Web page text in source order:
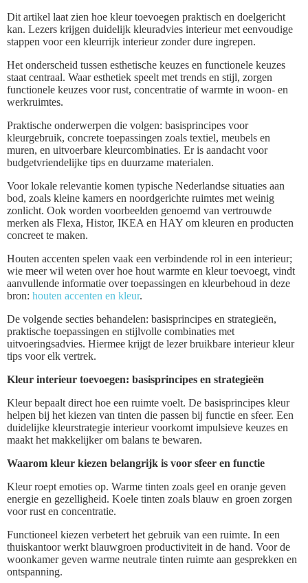
Dit artikel laat zien hoe kleur toevoegen praktisch en doelgericht
kan. Lezers krijgen duidelijk kleuradvies interieur met eenvoudige
stappen voor een kleurrijk interieur zonder dure ingrepen.
Het onderscheid tussen esthetische keuzes en functionele keuzes
staat centraal. Waar esthetiek speelt met trends en stijl, zorgen
functionele keuzes voor rust, concentratie of warmte in woon- en
werkruimtes.
Praktische onderwerpen die volgen: basisprincipes voor
kleurgebruik, concrete toepassingen zoals textiel, meubels en
muren, en uitvoerbare kleurcombinaties. Er is aandacht voor
budgetvriendelijke tips en duurzame materialen.
Voor lokale relevantie komen typische Nederlandse situaties aan
bod, zoals kleine kamers en noordgerichte ruimtes met weinig
zonlicht. Ook worden voorbeelden genoemd van vertrouwde
merken als Flexa, Histor, IKEA en HAY om kleuren en producten
concreet te maken.
Houten accenten spelen vaak een verbindende rol in een interieur;
wie meer wil weten over hoe hout warmte en kleur toevoegt, vindt
aanvullende informatie over toepassingen en kleurbehoud in deze
bron: houten accenten en kleur.
De volgende secties behandelen: basisprincipes en strategieën,
praktische toepassingen en stijlvolle combinaties met
uitvoeringsadvies. Hiermee krijgt de lezer bruikbare interieur kleur
tips voor elk vertrek.
Kleur interieur toevoegen: basisprincipes en strategieën
Kleur bepaalt direct hoe een ruimte voelt. De basisprincipes kleur
helpen bij het kiezen van tinten die passen bij functie en sfeer. Een
duidelijke kleurstrategie interieur voorkomt impulsieve keuzes en
maakt het makkelijker om balans te bewaren.
Waarom kleur kiezen belangrijk is voor sfeer en functie
Kleur roept emoties op. Warme tinten zoals geel en oranje geven
energie en gezelligheid. Koele tinten zoals blauw en groen zorgen
voor rust en concentratie.
Functioneel kiezen verbetert het gebruik van een ruimte. In een
thuiskantoor werkt blauwgroen productiviteit in de hand. Voor de
woonkamer geven warme neutrale tinten ruimte aan gesprekken en
ontspanning.